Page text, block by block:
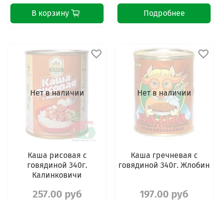
В корзину Подробнее
Нет в наличии
Каша рисовая с
говядиной 340г.
Калинковичи
257.00 руб
Нет в наличии
Каша гречневая с
говядиной 340г. Жлобин
197.00 руб